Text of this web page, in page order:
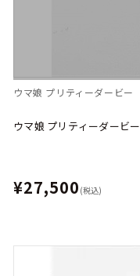
ウマ娘 プリティーダービー
ウマ娘 プリティーダービ
¥27,500 (税込)